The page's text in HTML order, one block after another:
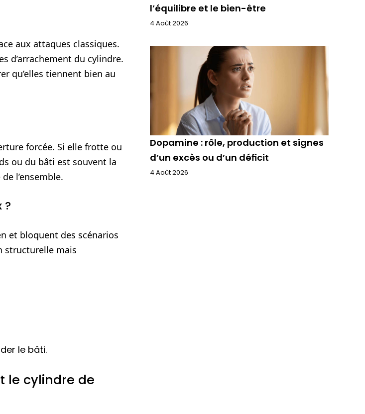
aux attaques classiques.
d’arrachement du cylindre.
qu’elles tiennent bien au
forcée. Si elle frotte ou
ou du bâti est souvent la
l’ensemble.
?
et bloquent des scénarios
structurelle mais
le bâti.
le cylindre de
l’équilibre et le bien-être
4 Août 2026
Dopamine : rôle, production et signes
d’un excès ou d’un déficit
4 Août 2026